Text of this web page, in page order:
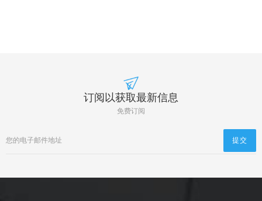
订阅以获取最新信息
免费订阅